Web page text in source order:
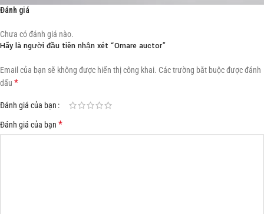
Đánh giá
Chưa có đánh giá nào.
Hãy là người đầu tiên nhận xét “Ornare auctor”
Email của bạn sẽ không được hiển thị công khai. Các trường bắt buộc được đánh
dấu *
Đánh giá của bạn
Đánh giá của bạn *